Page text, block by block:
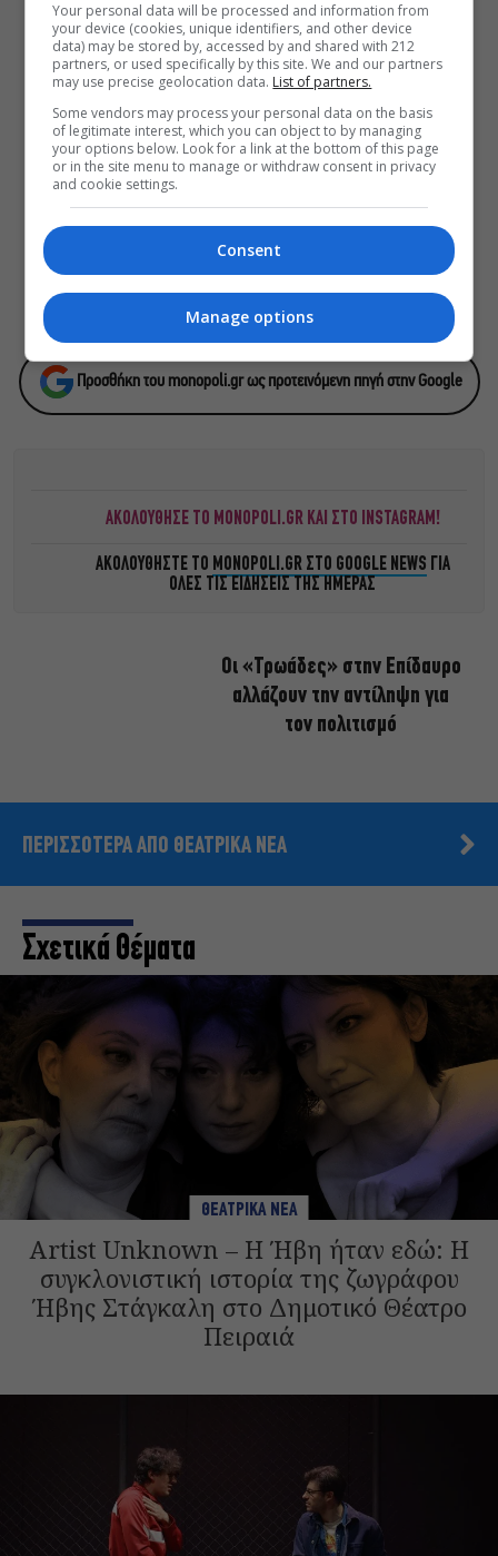
κάνουμε στην πόλη από Παρασκευή
έως Κυριακή 7-9 Αυγούστου
ΕΓΓΡΑΦΕΙΤΕ ΣΤΟ NEWSLETTER ΜΑΣ
Βρες καθημερινά στο email σου τα πιο δημοφιλή θέματα
του Monopoli.gr και ό,τι καλύτερο συμβαίνει στην πόλη!
Προσθήκη του monopoli.gr ως προτεινόμενη πηγή στην Google
ΑΚΟΛΟΥΘΗΣΕ ΤΟ MONOPOLI.GR ΚΑΙ ΣΤΟ INSTAGRAM!
ΑΚΟΛΟΥΘΗΣΤΕ ΤΟ MONOPOLI.GR ΣΤΟ GOOGLE NEWS ΓΙΑ
ΟΛΕΣ ΤΙΣ ΕΙΔΗΣΕΙΣ ΤΗΣ ΗΜΕΡΑΣ
Οι «Τρωάδες» στην Επίδαυρο
αλλάζουν την αντίληψη για
τον πολιτισμό
ΠΕΡΙΣΣΟΤΕΡΑ ΑΠΟ ΘΕΑΤΡΙΚΑ ΝΕΑ
Σχετικά Θέματα
ΘΕΑΤΡΙΚΑ ΝΕΑ
Artist Unknown – Η Ήβη ήταν εδώ: Η
συγκλονιστική ιστορία της ζωγράφου
Ήβης Στάγκαλη στο Δημοτικό Θέατρο
Πειραιά
Your personal data will be processed and information from
your device (cookies, unique identifiers, and other device
data) may be stored by, accessed by and shared with 212
partners, or used specifically by this site. We and our partners
may use precise geolocation data. List of partners.
Some vendors may process your personal data on the basis
of legitimate interest, which you can object to by managing
your options below. Look for a link at the bottom of this page
or in the site menu to manage or withdraw consent in privacy
and cookie settings.
Consent
Manage options